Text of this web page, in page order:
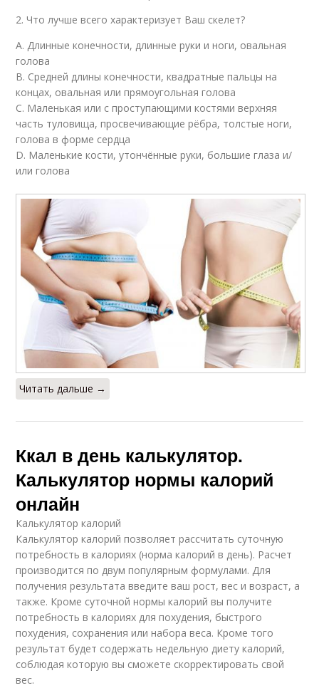
2. Что лучше всего характеризует Ваш скелет?
А. Длинные конечности, длинные руки и ноги, овальная
голова
В. Средней длины конечности, квадратные пальцы на
концах, овальная или прямоугольная голова
С. Маленькая или с проступающими костями верхняя
часть туловища, просвечивающие рёбра, толстые ноги,
голова в форме сердца
D. Маленькие кости, утончённые руки, большие глаза и/
или голова
Читать дальше →
Ккал в день калькулятор.
Калькулятор нормы калорий
онлайн
Калькулятор калорий
Калькулятор калорий позволяет рассчитать суточную
потребность в калориях (норма калорий в день). Расчет
производится по двум популярным формулами. Для
получения результата введите ваш рост, вес и возраст, а
также. Кроме суточной нормы калорий вы получите
потребность в калориях для похудения, быстрого
похудения, сохранения или набора веса. Кроме того
результат будет содержать недельную диету калорий,
соблюдая которую вы сможете скорректировать свой
вес.